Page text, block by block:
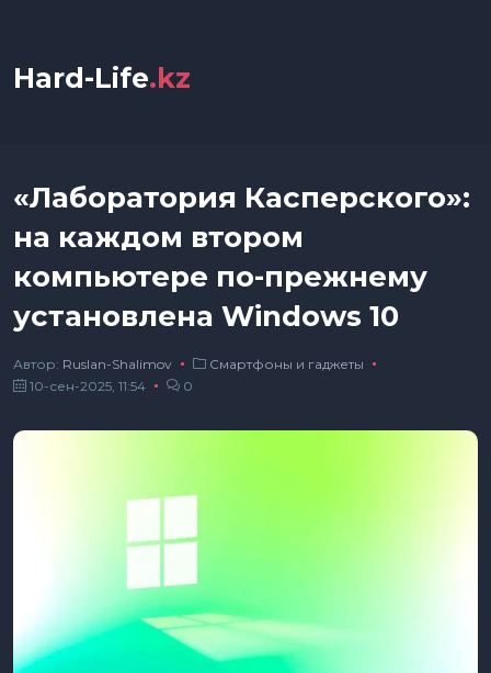
Hard-Life.kz
«Лаборатория Касперского»:
на каждом втором
компьютере по-прежнему
установлена Windows 10
Автор: Ruslan-Shalimov
Смартфоны и гаджеты
10-сен-2025, 11:54
0